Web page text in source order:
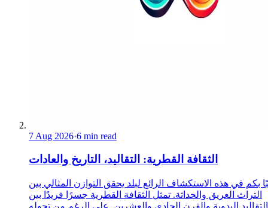
7 Aug 2026·6 min read
الثقافة القطرية: التقاليد، التاريخ والعادات
بكم في هذه الاستكشاف الرائع لبلد يحقق التوازن المثالي بين
التراث العريق والحداثة. تمثل الثقافة القطرية جسرًا فريدًا بين
التقاليد البدوية والقرن الحادي والعشرين. على الرغم من تحوله